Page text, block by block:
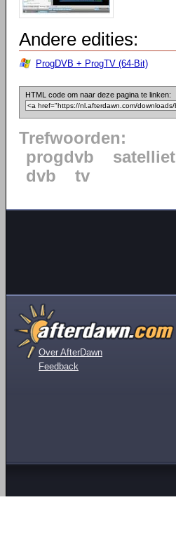
Andere edities:
ProgDVB + ProgTV (64-Bit)
HTML code om naar deze pagina te linken:
Trefwoorden:
progdvb
satelliet
dvb
tv
Over AfterDawn
Feedback